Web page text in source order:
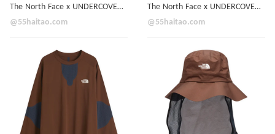
The North Face x UNDERCOVER Soukuu 拼色款短袖T恤
@55haitao.com
The North Face x UNDERCOVER Soukuu 拉链夹克
@55haitao.com